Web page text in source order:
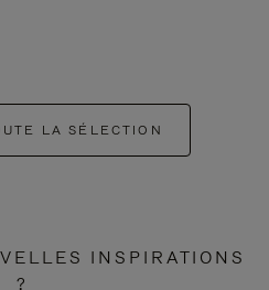
LA SÉLECTION
INSPIRATIONS
?